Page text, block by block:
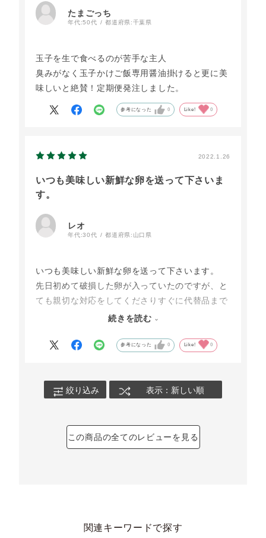
たまごっち
年代:50代 都道府県:千葉県
玉子を生で食べるのが苦手な主人
臭みがなく玉子かけご飯専用醤油掛けると更に美
味しいと絶賛！定期便発注しました。
参考になった 0 Like! 0
2022.1.26
いつも美味しい新鮮な卵を送って下さいま
す。
レオ
年代:30代 都道府県: 山口県
いつも美味しい新鮮な卵を送って下さいます。
先日初めて破損した卵が入っていたのですが、と
ても親切な対応をしてくださりすぐに代替品まで
送ってくださいました。
はもちろんですが、会社も働かれている方も素敵
続きを読む
参考になった 0 Like! 0
絞り込み 表示：新しい順
この商品の全てのレビューを見る
関連キーワードで探す